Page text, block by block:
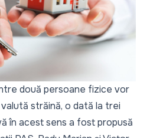
două persoane fizice vor
străină, o dată la trei
în acest sens a fost propusă